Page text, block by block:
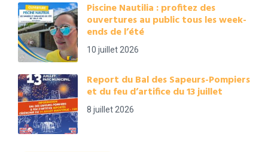
Piscine Nautilia : profitez des
ouvertures au public tous les week-
ends de l’été
10 juillet 2026
Report du Bal des Sapeurs-Pompiers
et du feu d’artifice du 13 juillet
8 juillet 2026